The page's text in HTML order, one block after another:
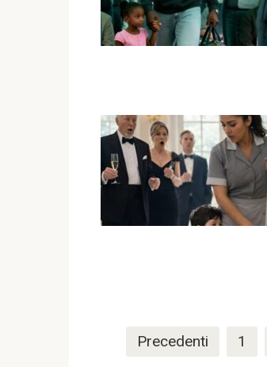
Paginazione
degli
Precedenti 1